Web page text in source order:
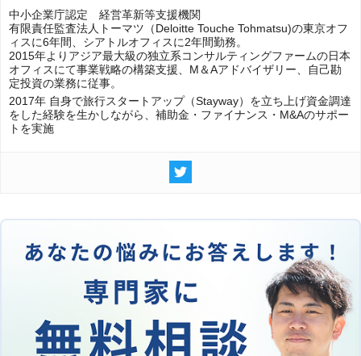
中小企業庁認定 経営革新等支援機関
有限責任監査法人トーマツ（Deloitte Touche Tohmatsu)の東京オフ
ィスに6年間、シアトルオフィスに2年間勤務。
2015年よりアジア最大級の独立系コンサルティングファームの日本
オフィスにて事業戦略の構築支援、M＆Aアドバイザリー、自己勘
定投資の業務に従事。
2017年 自身で旅行スタートアップ（Stayway）を立ち上げ資金調達
をした経験を生かしながら、補助金・ファイナンス・M&Aのサポー
トを実施